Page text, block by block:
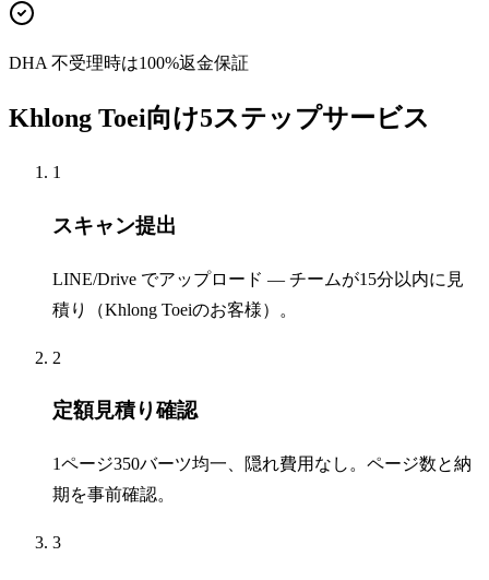
DHA 不受理時は100%返金保証
Khlong Toei向け5ステップサービス
1
スキャン提出
LINE/Drive でアップロード — チームが15分以内に見
積り（Khlong Toeiのお客様）。
2
定額見積り確認
1ページ350バーツ均一、隠れ費用なし。ページ数と納
期を事前確認。
3